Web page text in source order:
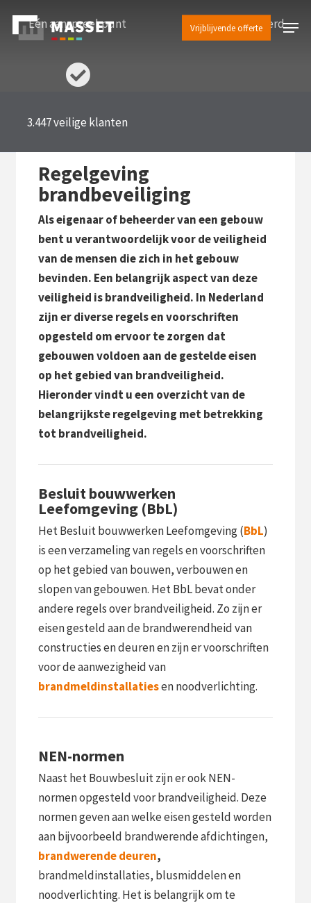
Vrijblijvende offerte Menu
Eén aanspreekpunt 100% Gecertificeerd
3.447 veilige klanten
Regelgeving
brandbeveiliging
Als eigenaar of beheerder van een gebouw
bent u verantwoordelijk voor de veiligheid
van de mensen die zich in het gebouw
bevinden. Een belangrijk aspect van deze
veiligheid is brandveiligheid. In Nederland
zijn er diverse regels en voorschriften
opgesteld om ervoor te zorgen dat
gebouwen voldoen aan de gestelde eisen
op het gebied van brandveiligheid.
Hieronder vindt u een overzicht van de
belangrijkste regelgeving met betrekking
tot brandveiligheid.
Besluit bouwwerken
Leefomgeving (BbL)
Het Besluit bouwwerken Leefomgeving (BbL)
is een verzameling van regels en voorschriften
op het gebied van bouwen, verbouwen en
slopen van gebouwen. Het BbL bevat onder
andere regels over brandveiligheid. Zo zijn er
eisen gesteld aan de brandwerendheid van
constructies en deuren en zijn er voorschriften
voor de aanwezigheid van
brandmeldinstallatiesen noodverlichting.
NEN-normen
Naast het Bouwbesluit zijn er ook NEN-
normen opgesteld voor brandveiligheid. Deze
normen geven aan welke eisen gesteld worden
aan bijvoorbeeld brandwerende afdichtingen,
brandwerende deuren,
brandmeldinstallaties, blusmiddelen en
noodverlichting. Het is belangrijk om te